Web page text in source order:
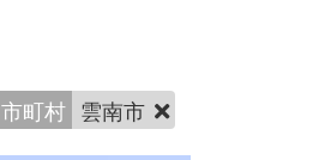
市町村 雲南市